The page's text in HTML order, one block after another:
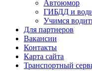
Автоюмор
ГИБДД и
Учимся
Для партнеров
Вакансии
Контакты
Карта сайта
Транспортный